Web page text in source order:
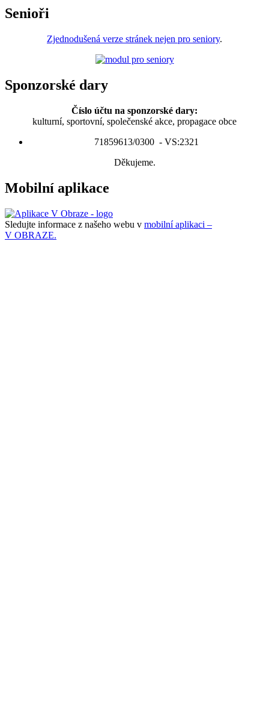
Senioři
Zjednodušená verze stránek nejen pro seniory.
Sponzorské dary
Číslo účtu na sponzorské dary:
kulturní, sportovní, společenské akce, propagace obce
71859613/0300 - VS:2321
Děkujeme.
Mobilní aplikace
Sledujte informace z našeho webu v mobilní aplikaci –
V OBRAZE.